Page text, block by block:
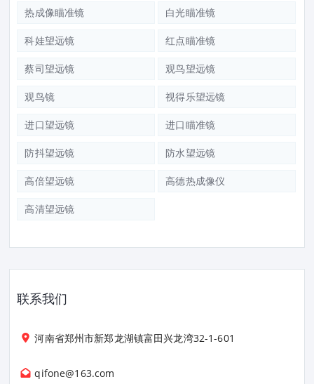
热成像瞄准镜 白光瞄准镜
科娃望远镜 红点瞄准镜
蔡司望远镜 观鸟望远镜
观鸟镜 视得乐望远镜
进口望远镜 进口瞄准镜
防抖望远镜 防水望远镜
高倍望远镜 高德热成像仪
高清望远镜
联系我们
河南省郑州市新郑龙湖镇富田兴龙湾32-1-601
qifone@163.com